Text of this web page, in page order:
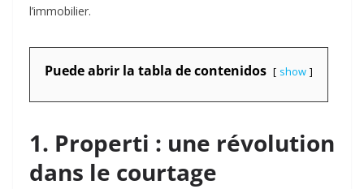
l’immobilier.
Puede abrir la tabla de contenidos show
1. Properti : une révolution
dans le courtage